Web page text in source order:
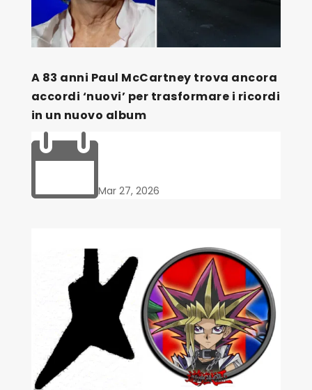
A 83 anni Paul McCartney trova ancora
accordi ‘nuovi’ per trasformare i ricordi
in un nuovo album
Mar 27, 2026